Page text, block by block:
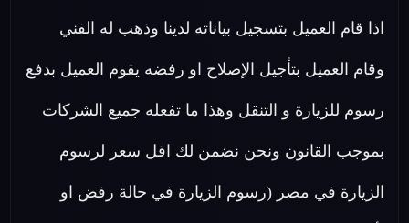
اذا قام العميل بتسجيل بياناته لدينا وذهب له الفني
وقام العميل بتأجيل الإصلاح او رفضه يقوم العميل بدفع
رسوم للزيارة و التنقل وهذا ما تفعله جميع الشركات
بموجب القانون ونحن نضمن لك اقل سعر لرسوم
الزيارة في مصر (رسوم الزيارة في حالة رفض او